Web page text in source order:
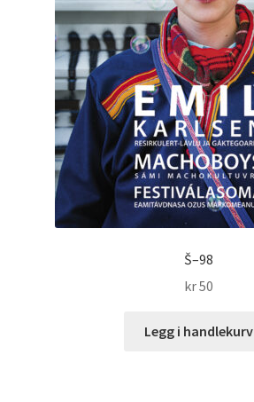
Š–98
kr50
Legg i handlekurv